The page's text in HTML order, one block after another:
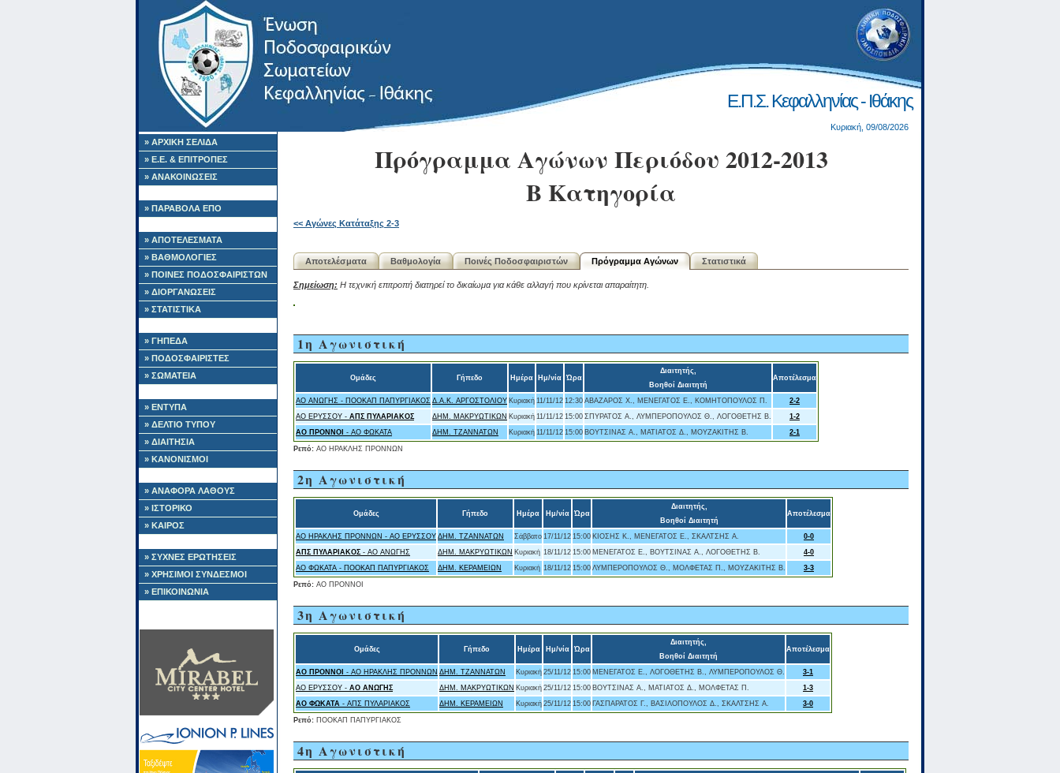
Ε.Π.Σ. Κεφαλληνίας - Ιθάκης
Κυριακή, 09/08/2026
» ΑΡΧΙΚΗ ΣΕΛΙΔΑ
» Ε.Ε. & ΕΠΙΤΡΟΠΕΣ
» ΑΝΑΚΟΙΝΩΣΕΙΣ
» ΠΑΡΑΒΟΛΑ ΕΠΟ
» ΑΠΟΤΕΛΕΣΜΑΤΑ
» ΒΑΘΜΟΛΟΓΙΕΣ
» ΠΟΙΝΕΣ ΠΟΔΟΣΦΑΙΡΙΣΤΩΝ
» ΔΙΟΡΓΑΝΩΣΕΙΣ
» ΣΤΑΤΙΣΤΙΚΑ
» ΓΗΠΕΔΑ
» ΠΟΔΟΣΦΑΙΡΙΣΤΕΣ
» ΣΩΜΑΤΕΙΑ
» ΕΝΤΥΠΑ
» ΔΕΛΤΙΟ ΤΥΠΟΥ
» ΔΙΑΙΤΗΣΙΑ
» ΚΑΝΟΝΙΣΜΟΙ
» ΑΝΑΦΟΡΑ ΛΑΘΟΥΣ
» ΙΣΤΟΡΙΚΟ
» ΚΑΙΡΟΣ
» ΣΥΧΝΕΣ ΕΡΩΤΗΣΕΙΣ
» ΧΡΗΣΙΜΟΙ ΣΥΝΔΕΣΜΟΙ
» ΕΠΙΚΟΙΝΩΝΙΑ
Πρόγραμμα Αγώνων Περιόδου 2012-2013
Β Κατηγορία
<< Αγώνες Κατάταξης 2-3
Αποτελέσματα Βαθμολογία Ποινές Ποδοσφαιριστών Πρόγραμμα Αγώνων Στατιστικά
Σημείωση: Η τεχνική επιτροπή διατηρεί το δικαίωμα για κάθε αλλαγή που κρίνεται απαραίτητη.
1η Αγωνιστική
Ομάδες Γήπεδο Ημέρα Ημ/νία Ώρα
Διαιτητής,
Βοηθοί Διαιτητή
Αποτέλεσμα
ΑΟ ΑΝΩΓΗΣ - ΠΟΟΚΑΠ ΠΑΠΥΡΓΙΑΚΟΣ Δ.Α.Κ. ΑΡΓΟΣΤΟΛΙΟΥ Κυριακή 11/11/12 12:30 ΑΒΑΖΑΡΟΣ Χ., ΜΕΝΕΓΑΤΟΣ Ε., ΚΟΜΗΤΟΠΟΥΛΟΣ Π.
2-2
ΑΟ ΕΡΥΣΣΟΥ - ΑΠΣ ΠΥΛΑΡΙΑΚΟΣ ΔΗΜ. ΜΑΚΡΥΩΤΙΚΩΝ Κυριακή 11/11/12 15:00 ΣΠΥΡΑΤΟΣ Α., ΛΥΜΠΕΡΟΠΟΥΛΟΣ Θ., ΛΟΓΟΘΕΤΗΣ Β.
1-2
ΑΟ ΠΡΟΝΝΟΙ - ΑΟ ΦΩΚΑΤΑ ΔΗΜ. ΤΖΑΝΝΑΤΩΝ Κυριακή 11/11/12 15:00 ΒΟΥΤΣΙΝΑΣ Α., ΜΑΤΙΑΤΟΣ Δ., ΜΟΥΖΑΚΙΤΗΣ Β. 2-1
Ρεπό: ΑΟ ΗΡΑΚΛΗΣ ΠΡΟΝΝΩΝ
2η Αγωνιστική
Ομάδες Γήπεδο Ημέρα Ημ/νία Ώρα
Διαιτητής,
Βοηθοί Διαιτητή
Αποτέλεσμα
ΑΟ ΗΡΑΚΛΗΣ ΠΡΟΝΝΩΝ - ΑΟ ΕΡΥΣΣΟΥ ΔΗΜ. ΤΖΑΝΝΑΤΩΝ Σάββατο 17/11/12 15:00 ΚΙΟΣΗΣ Κ., ΜΕΝΕΓΑΤΟΣ Ε., ΣΚΑΛΤΣΗΣ Α.
0-0
ΑΠΣ ΠΥΛΑΡΙΑΚΟΣ- ΑΟ ΑΝΩΓΗΣ ΔΗΜ. ΜΑΚΡΥΩΤΙΚΩΝ Κυριακή 18/11/12 15:00 ΜΕΝΕΓΑΤΟΣ Ε., ΒΟΥΤΣΙΝΑΣ Α., ΛΟΓΟΘΕΤΗΣ Β.
4-0
ΑΟ ΦΩΚΑΤΑ - ΠΟΟΚΑΠ ΠΑΠΥΡΓΙΑΚΟΣ
ΔΗΜ. ΚΕΡΑΜΕΙΩΝ Κυριακή 18/11/12 15:00 ΛΥΜΠΕΡΟΠΟΥΛΟΣ Θ., ΜΟΛΦΕΤΑΣ Π., ΜΟΥΖΑΚΙΤΗΣ Β. 3-3
Ρεπό: ΑΟ ΠΡΟΝΝΟΙ
3η Αγωνιστική
Ομάδες Γήπεδο Ημέρα Ημ/νία Ώρα
Διαιτητής,
Βοηθοί Διαιτητή
Αποτέλεσμα
ΑΟ ΠΡΟΝΝΟΙ - ΑΟ ΗΡΑΚΛΗΣ ΠΡΟΝΝΩΝ ΔΗΜ. ΤΖΑΝΝΑΤΩΝ Κυριακή 25/11/12 15:00 ΜΕΝΕΓΑΤΟΣ Ε., ΛΟΓΟΘΕΤΗΣ Β., ΛΥΜΠΕΡΟΠΟΥΛΟΣ Θ.
3-1
ΑΟ ΕΡΥΣΣΟΥ - ΑΟ ΑΝΩΓΗΣ ΔΗΜ. ΜΑΚΡΥΩΤΙΚΩΝ Κυριακή 25/11/12 15:00 ΒΟΥΤΣΙΝΑΣ Α., ΜΑΤΙΑΤΟΣ Δ., ΜΟΛΦΕΤΑΣ Π.
1-3
ΑΟ ΦΩΚΑΤΑ - ΑΠΣ ΠΥΛΑΡΙΑΚΟΣ ΔΗΜ. ΚΕΡΑΜΕΙΩΝ Κυριακή 25/11/12 15:00 ΓΑΣΠΑΡΑΤΟΣ Γ., ΒΑΣΙΛΟΠΟΥΛΟΣ Δ., ΣΚΑΛΤΣΗΣ Α. 3-0
Ρεπό: ΠΟΟΚΑΠ ΠΑΠΥΡΓΙΑΚΟΣ
4η Αγωνιστική